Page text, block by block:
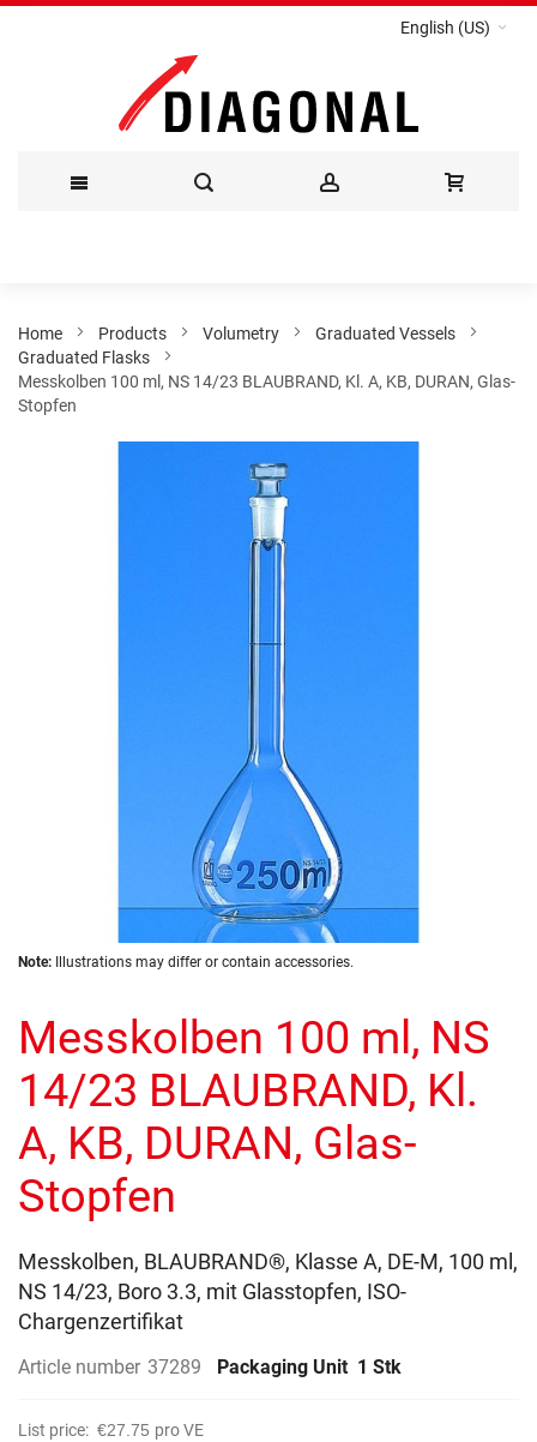
English (US)
Content
Home Products Volumetry
Graduated Vessels
Graduated Flasks
Messkolben 100 ml, NS 14/23 BLAUBRAND, Kl. A, KB, DURAN, Glas-
Stopfen
Skip
beginning
of
the
images
Note: Illustrations may differ or contain accessories.
Messkolben 100 ml, NS
14/23 BLAUBRAND, Kl.
A, KB, DURAN, Glas-
Stopfen
Messkolben, BLAUBRAND®, Klasse A, DE-M, 100 ml,
NS 14/23, Boro 3.3, mit Glasstopfen, ISO-
Chargenzertifikat
Article number 37289 Packaging Unit 1 Stk
List price: €27.75 pro VE